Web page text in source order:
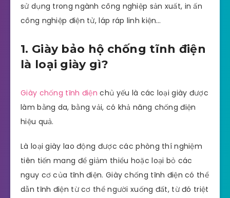
sử dụng trong ngành công nghiệp sản xuất, in ấn
công nghiệp điện tử, láp ráp linh kiện…
1. Giày bảo hộ chống tĩnh điện
là loại giày gì?
Giày chống tĩnh điện chủ yếu là các loại giày được
làm bằng da, bằng vải, có khả năng chống điện
hiệu quả.
Là loại giày lao động được các phòng thí nghiệm
tiên tiến mang để giảm thiểu hoặc loại bỏ các
nguy cơ của tĩnh điện. Giày chống tĩnh điện có thể
dẫn tĩnh điện từ cơ thể người xuống đất, từ đó triệt